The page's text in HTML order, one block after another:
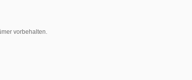
vorbehalten.